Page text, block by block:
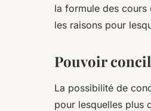
2 min de lecturela formule des cours
les raisons pour
Pouvoir
La possibilité de
pour lesquelles plus